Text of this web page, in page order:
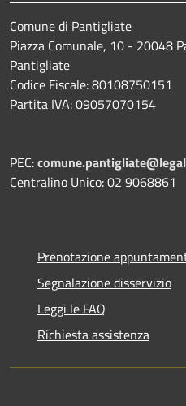
Comune di Pantigliate
Piazza Comunale, 10 - 20048
Pantigliate
Codice Fiscale: 80108750151
Partita IVA: 09057070154
PEC:
Centralino Unico: 02 9068861
Prenotazione
Segnalazione disservizio
Leggi le FAQ
Richiesta assistenza